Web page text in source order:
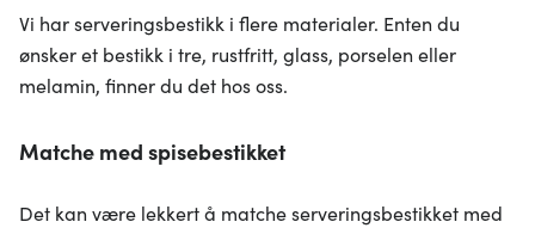
Vi har serveringsbestikk i flere materialer. Enten du
ønsker et bestikk i tre, rustfritt, glass, porselen eller
melamin, finner du det hos oss.
Matche med spisebestikket
Det kan være lekkert å matche serveringsbestikket med